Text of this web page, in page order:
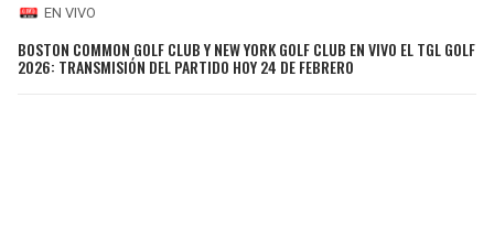
EN VIVO
BOSTON COMMON GOLF CLUB Y NEW YORK GOLF CLUB EN VIVO EL TGL GOLF
2026: TRANSMISIÓN DEL PARTIDO HOY 24 DE FEBRERO